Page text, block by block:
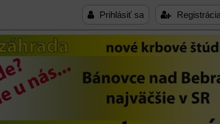
Prihlásiť sa Registrácia